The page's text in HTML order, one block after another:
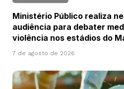
Ministério Público realiza
audiência para debater
violência nos estádios do
7 de agosto de 2026